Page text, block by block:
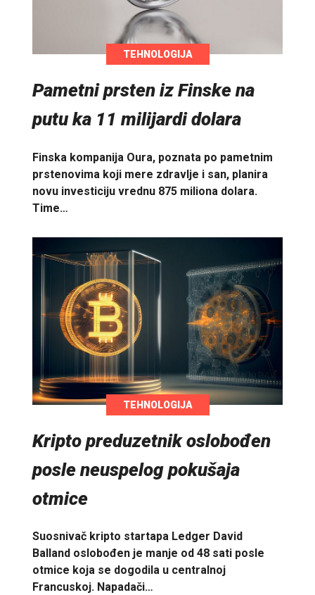
TEHNOLOGIJA
Pametni prsten iz Finske na
putu ka 11 milijardi dolara
Finska kompanija Oura, poznata po pametnim
prstenovima koji mere zdravlje i san, planira
novu investiciju vrednu 875 miliona dolara.
Time…
TEHNOLOGIJA
Kripto preduzetnik oslobođen
posle neuspelog pokušaja
otmice
Suosnivač kripto startapa Ledger David
Balland oslobođen je manje od 48 sati posle
otmice koja se dogodila u centralnoj
Francuskoj. Napadači…